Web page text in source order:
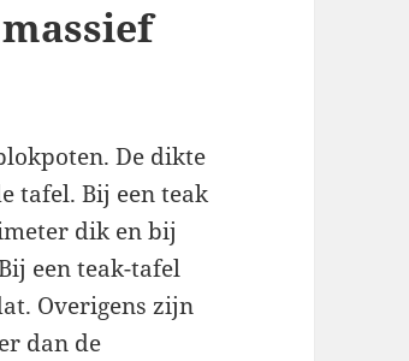
De dikte
tafel. Bij een teak
dik en bij
een teak-tafel
Overigens zijn
dan de